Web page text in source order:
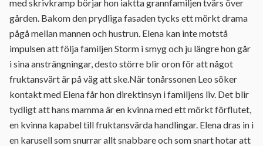
med skrivkramp börjar hon iaktta grannfamiljen tvärs över
gården. Bakom den prydliga fasaden tycks ett mörkt drama
pågå mellan mannen och hustrun. Elena kan inte motstå
impulsen att följa familjen Storm i smyg och ju längre hon går
i sina ansträngningar, desto större blir oron för att något
fruktansvärt är på väg att ske.När tonårssonen Leo söker
kontakt med Elena får hon direktinsyn i familjens liv. Det blir
tydligt att hans mamma är en kvinna med ett mörkt förflutet,
en kvinna kapabel till fruktansvärda handlingar. Elena dras in i
en karusell som snurrar allt snabbare och som snart hotar att